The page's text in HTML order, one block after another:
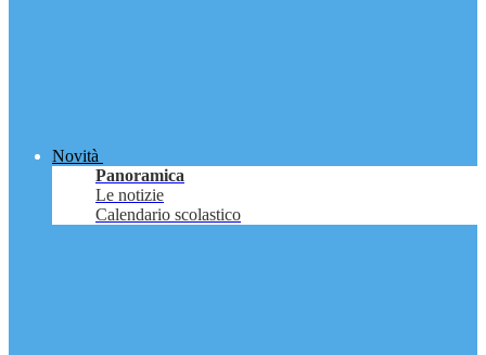
Novità
Panoramica
Le notizie
Calendario scolastico